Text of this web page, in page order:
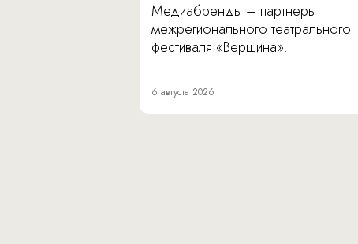
Медиабренды – партнеры
межрегионального театрального
фестиваля «Вершина».
6 августа 2026